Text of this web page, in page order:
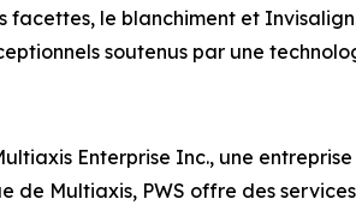
le blanchiment et
soutenus par une
Enterprise Inc., une
de Multiaxis, PWS offre des